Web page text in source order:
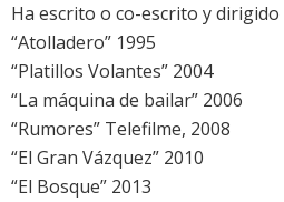
Ha escrito o co-escrito y
“Atolladero” 1995
“Platillos Volantes” 2004
“La máquina de bailar” 2006
“Rumores” Telefilme, 2008
“El Gran Vázquez” 2010
“El Bosque” 2013